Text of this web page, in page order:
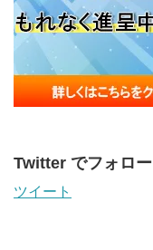
Twitter でフォロー
ツイート